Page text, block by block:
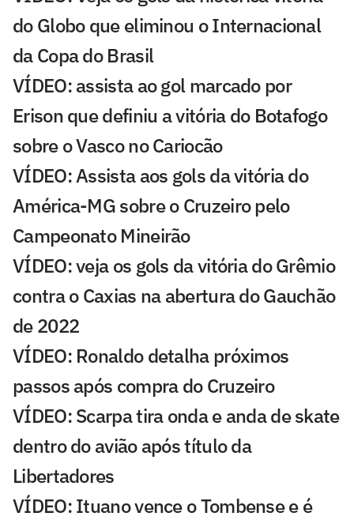
do Globo que eliminou o Internacional
da Copa do Brasil
VÍDEO: assista ao gol marcado por
Erison que definiu a vitória do Botafogo
sobre o Vasco no Cariocão
VÍDEO: Assista aos gols da vitória do
América-MG sobre o Cruzeiro pelo
Campeonato Mineirão
VÍDEO: veja os gols da vitória do Grêmio
contra o Caxias na abertura do Gauchão
de 2022
VÍDEO: Ronaldo detalha próximos
passos após compra do Cruzeiro
VÍDEO: Scarpa tira onda e anda de skate
dentro do avião após título da
Libertadores
VÍDEO: Ituano vence o Tombense e é